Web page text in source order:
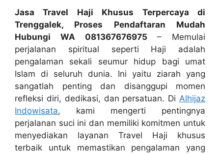
Jasa Travel Haji Khusus Terpercaya di
Trenggalek, Proses Pendaftaran Mudah
Hubungi WA 081367676975 – Memulai
perjalanan spiritual seperti Haji adalah
pengalaman sekali seumur hidup bagi umat
Islam di seluruh dunia. Ini yaitu ziarah yang
sangatlah penting dan disanggupi momen
refleksi diri, dedikasi, dan persatuan. Di Alhijaz
Indowisata, kami mengerti pentingnya
perjalanan suci ini dan memiliki komitmen untuk
menyediakan layanan Travel Haji khusus
terbaik untuk memastikan pengalaman yang